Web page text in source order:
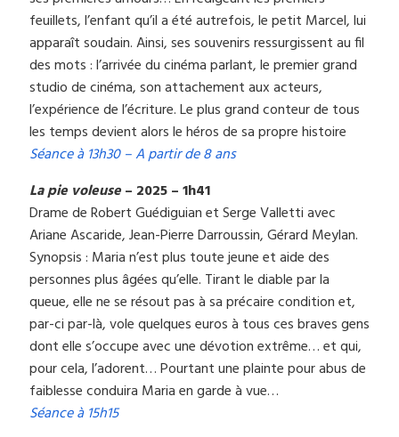
feuillets, l’enfant qu’il a été autrefois, le petit Marcel, lui
apparaît soudain. Ainsi, ses souvenirs ressurgissent au fil
des mots : l’arrivée du cinéma parlant, le premier grand
studio de cinéma, son attachement aux acteurs,
l’expérience de l’écriture. Le plus grand conteur de tous
les temps devient alors le héros de sa propre histoire
Séance à 13h30 – A partir de 8 ans
La pie voleuse– 2025 – 1h41
Drame de Robert Guédiguian et Serge Valletti avec
Ariane Ascaride, Jean-Pierre Darroussin, Gérard Meylan.
Synopsis : Maria n’est plus toute jeune et aide des
personnes plus âgées qu’elle. Tirant le diable par la
queue, elle ne se résout pas à sa précaire condition et,
par-ci par-là, vole quelques euros à tous ces braves gens
dont elle s’occupe avec une dévotion extrême… et qui,
pour cela, l’adorent… Pourtant une plainte pour abus de
faiblesse conduira Maria en garde à vue…
Séance à 15h15